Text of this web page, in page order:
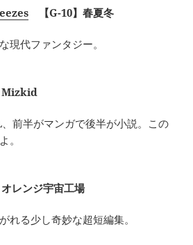
【G-10】春夏冬
現代ファンタジー。
Mizkid
前半がマンガで後半が小説。この
。
レンジ宇宙工場
れる少し奇妙な超短編集。